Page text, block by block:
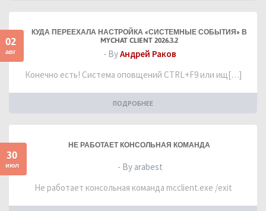
02
авг
КУДА ПЕРЕЕХАЛА НАСТРОЙКА «СИСТЕМНЫЕ СОБЫТИЯ» В
MYCHAT CLIENT 2026.3.2
- ByАндрей Раков
Конечно есть! Система оповщений CTRL+F9 или ищ[…]
ПОДРОБНЕЕ
30
июл
НЕ РАБОТАЕТ КОНСОЛЬНАЯ КОМАНДА
- By arabest
Не работает консольная команда mcclient.exe /exit